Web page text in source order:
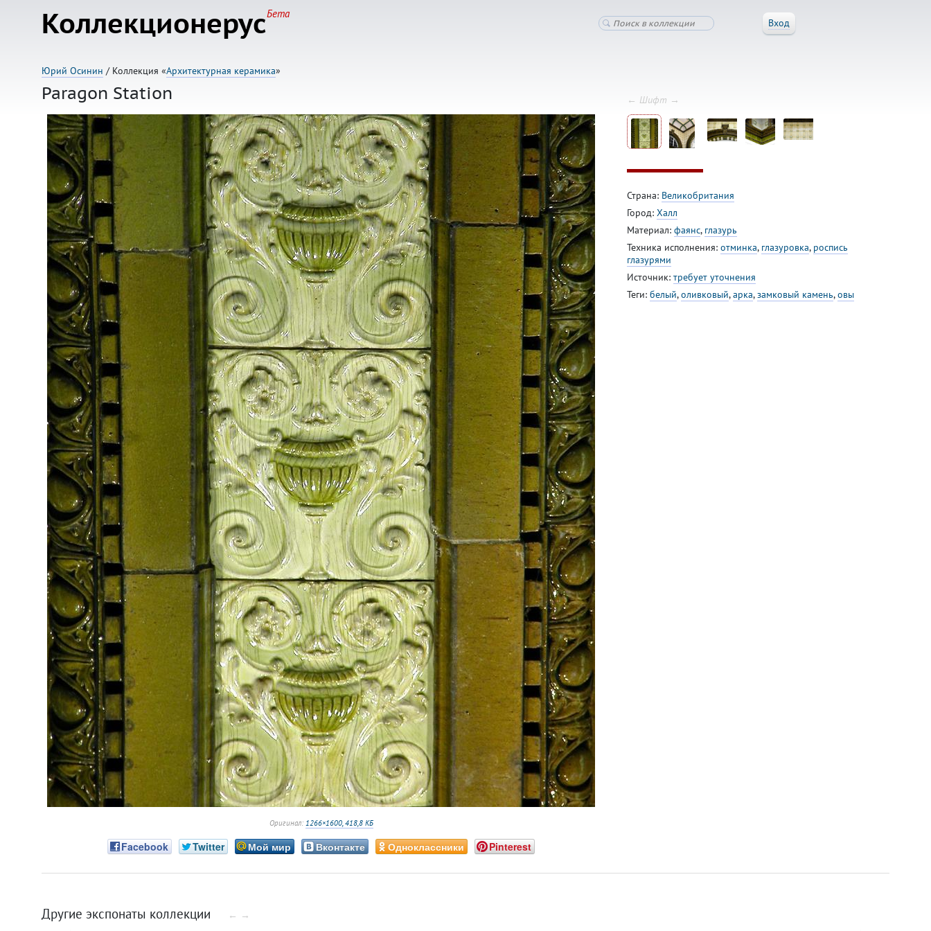
КоллекционерусБета
Вход
Юрий Осинин / Коллекция «Архитектурная керамика»
Paragon Station
Оригинал: 1266×1600, 418,8 КБ
Facebook Twitter Мой мир Вконтакте Одноклассники Pinterest
← Шифт →
Страна: Великобритания
Город: Халл
Материал: фаянс, глазурь
Техника исполнения: отминка, глазуровка, роспись
глазурями
Источник: требует уточнения
Теги: белый,оливковый,арка,замковый камень,овы
Другие экспонаты коллекции ← →